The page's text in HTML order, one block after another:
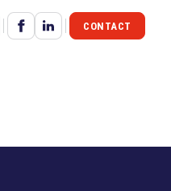
CONTACT